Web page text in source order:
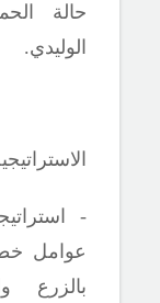
حالة
الوليدي.
-
عوامل